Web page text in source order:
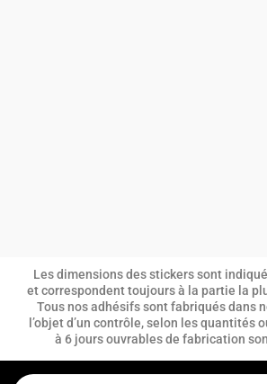
Les dimensions des stickers sont
et correspondent toujours à la partie la
Tous nos adhésifs sont fabriqués dans
l’objet d’un contrôle, selon les quantités
à 6 jours ouvrables de fabrication